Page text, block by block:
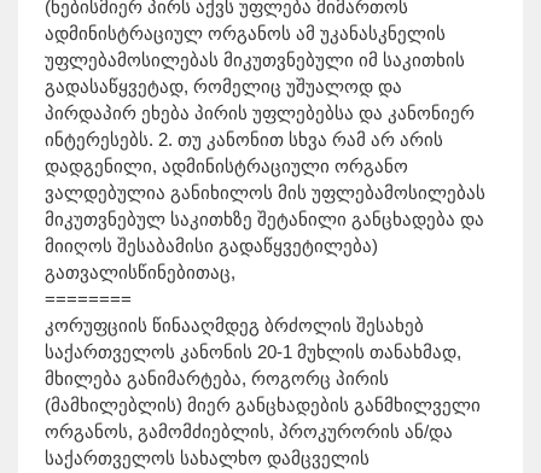
(ნებისმიერ პირს აქვს უფლება მიმართოს
ადმინისტრაციულ ორგანოს ამ უკანასკნელის
უფლებამოსილებას მიკუთვნებული იმ საკითხის
გადასაწყვეტად, რომელიც უშუალოდ და
პირდაპირ ეხება პირის უფლებებსა და კანონიერ
ინტერესებს. 2. თუ კანონით სხვა რამ არ არის
დადგენილი, ადმინისტრაციული ორგანო
ვალდებულია განიხილოს მის უფლებამოსილებას
მიკუთვნებულ საკითხზე შეტანილი განცხადება და
მიიღოს შესაბამისი გადაწყვეტილება)
გათვალისწინებითაც,
========
კორუფციის წინააღმდეგ ბრძოლის შესახებ
საქართველოს კანონის 20-1 მუხლის თანახმად,
მხილება განიმარტება, როგორც პირის
(მამხილებლის) მიერ განცხადების განმხილველი
ორგანოს, გამომძიებლის, პროკურორის ან/და
საქართველოს სახალხო დამცველის